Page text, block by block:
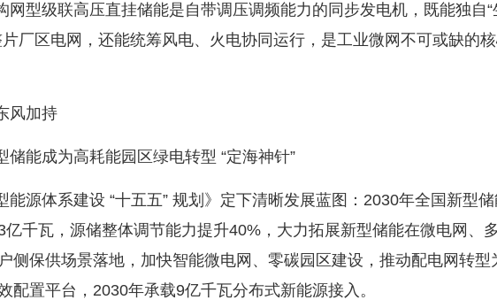
网型级联高压直挂储能是自带调压调频能力的同步发电机，既能独自“
片厂区电网，还能统筹风电、火电协同运行，是工业微网不可或缺的
风加持
储能成为高耗能园区绿电转型 “定海神针”
能源体系建设 “十五五” 规划》定下清晰发展蓝图：2030年全国新型
亿千瓦，源储整体调节能力提升40%，大力拓展新型储能在微电网、
侧保供场景落地，加快智能微电网、零碳园区建设，推动配电网转型
配置平台，2030年承载9亿千瓦分布式新能源接入。